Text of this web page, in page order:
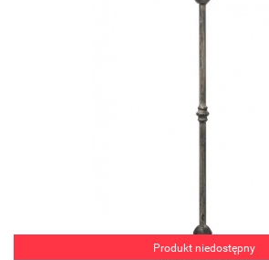
Produkt niedostępny